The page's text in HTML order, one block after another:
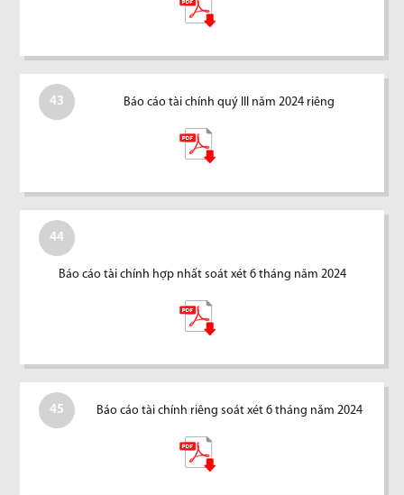
43 Báo cáo tài chính quý III năm 2024 riêng
44
Báo cáo tài chính hợp nhất soát xét 6 tháng năm 2024
45 Báo cáo tài chính riêng soát xét 6 tháng năm 2024